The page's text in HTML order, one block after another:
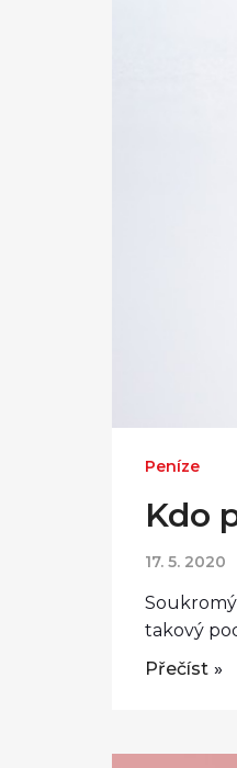
Peníze
Kdo
17. 5. 2020
takový
Přečíst